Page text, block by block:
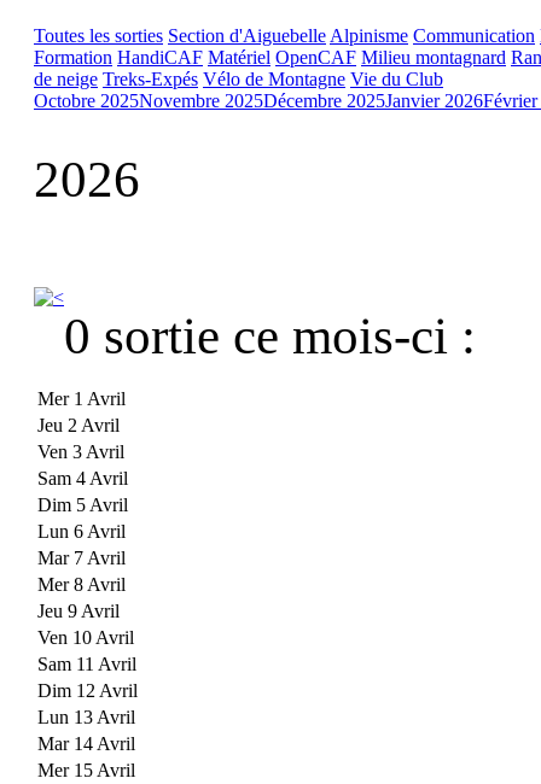
Toutes les sorties Section d'Aiguebelle Alpinisme Communication
Formation HandiCAF Matériel OpenCAF Milieu montagnard
de neige Treks-Expés Vélo de Montagne Vie du Club
Octobre 2025Novembre 2025Décembre 2025Janvier 2026
2026
0 sortie ce mois-ci :
Mer 1 Avril
Jeu 2 Avril
Ven 3 Avril
Sam 4 Avril
Dim 5 Avril
Lun 6 Avril
Mar 7 Avril
Mer 8 Avril
Jeu 9 Avril
Ven 10 Avril
Sam 11 Avril
Dim 12 Avril
Lun 13 Avril
Mar 14 Avril
Mer 15 Avril